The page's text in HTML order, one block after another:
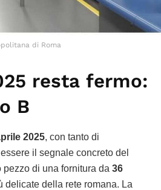
di Roma
resta fermo:
B
2025, con tanto di
il segnale concreto del
di una fornitura da 36
delicate della rete romana. La